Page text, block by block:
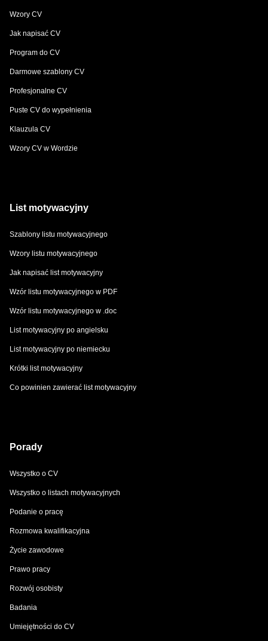
Wzory CV
Jak napisać CV
Program do CV
Darmowe szablony CV
Profesjonalne CV
Puste CV do wypełnienia
Klauzula CV
Wzory CV w Wordzie
List motywacyjny
Szablony listu motywacyjnego
Wzory listu motywacyjnego
Jak napisać list motywacyjny
Wzór listu motywacyjnego w PDF
Wzór listu motywacyjnego w .doc
List motywacyjny po angielsku
List motywacyjny po niemiecku
Krótki list motywacyjny
Co powinien zawierać list motywacyjny
Porady
Wszystko o CV
Wszystko o listach motywacyjnych
Podanie o pracę
Rozmowa kwalifikacyjna
Życie zawodowe
Prawo pracy
Rozwój osobisty
Badania
Umiejętności do CV